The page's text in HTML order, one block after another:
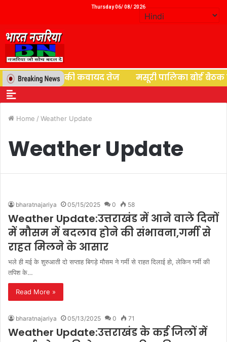
Thursday 06/ 08/ 2026
के पुनर्वास की कवायद तेज मसूरी पालिका बोर्ड बैठक में
Home / Weather Update
Weather Update
bharatnajariya 05/15/2025 0 58
Weather Update:उत्तराखंड में आने वाले दिनों
में मौसम में बदलाव होने की संभावना,गर्मी से
राहत मिलने के आसार
भले ही मई के शुरुआती दो सप्ताह बिगड़े मौसम ने गर्मी से राहत दिलाई हो, लेकिन गर्मी की
तपिश के…
Read More »
bharatnajariya 05/13/2025 0 71
Weather Update:उत्तराखंड के कई जिलों में